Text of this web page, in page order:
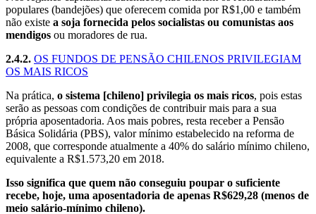
populares (bandejões) que oferecem comida por R$1,00 e também
não existe a soja fornecida pelos socialistas ou comunistas aos
mendigos ou moradores de rua.
2.4.2. OS FUNDOS DE PENSÃO CHILENOS PRIVILEGIAM
OS MAIS RICOS
Na prática, o sistema [chileno] privilegia os mais ricos, pois estas
serão as pessoas com condições de contribuir mais para a sua
própria aposentadoria. Aos mais pobres, resta receber a Pensão
Básica Solidária (PBS), valor mínimo estabelecido na reforma de
2008, que corresponde atualmente a 40% do salário mínimo chileno,
equivalente a R$1.573,20 em 2018.
Isso significa que quem não conseguiu poupar o suficiente
recebe, hoje, uma aposentadoria de apenas R$629,28 (menos de
meio salário-mínimo chileno).